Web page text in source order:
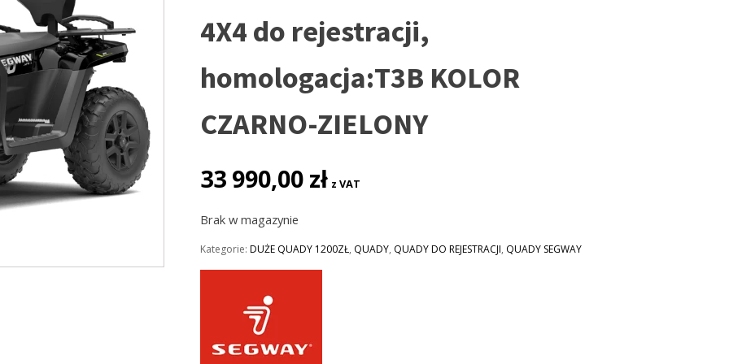
4X4 do rejestracji,
homologacja:T3B KOLOR
CZARNO-ZIELONY
33 990,00 zł z VAT
Brak w magazynie
Kategorie: DUŻE QUADY 1200ZŁ, QUADY, QUADY DO REJESTRACJI, QUADY SEGWAY